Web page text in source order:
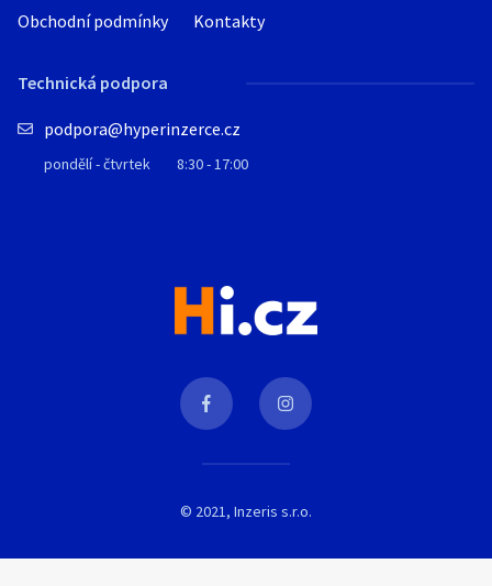
Obchodní podmínky
Kontakty
Technická podpora
podpora@hyperinzerce.cz
pondělí - čtvrtek 8:30 - 17:00
© 2021, Inzeris s.r.o.